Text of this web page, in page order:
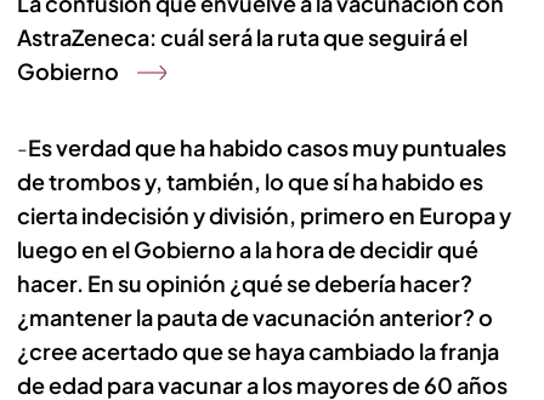
AstraZeneca: cuál será la ruta que seguirá el
Gobierno
-Es verdad que ha habido casos muy puntuales
de trombos y, también, lo que sí ha habido es
cierta indecisión y división, primero en Europa y
luego en el Gobierno a la hora de decidir qué
hacer. En su opinión ¿qué se debería hacer?
¿mantener la pauta de vacunación anterior? o
¿cree acertado que se haya cambiado la franja
de edad para vacunar a los mayores de 60 años